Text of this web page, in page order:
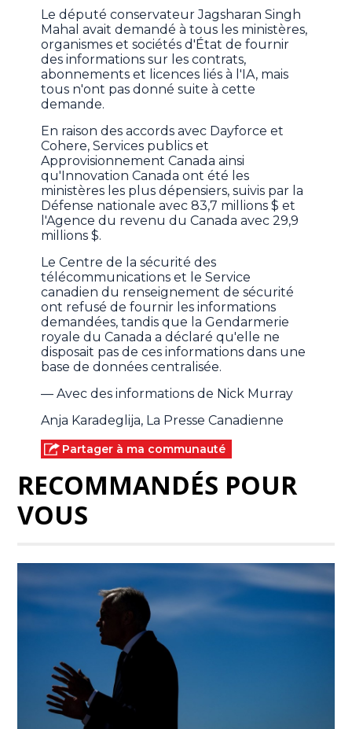
Le député conservateur Jagsharan Singh
Mahal avait demandé à tous les ministères,
organismes et sociétés d'État de fournir
des informations sur les contrats,
abonnements et licences liés à l'IA, mais
tous n'ont pas donné suite à cette
demande.
En raison des accords avec Dayforce et
Cohere, Services publics et
Approvisionnement Canada ainsi
qu'Innovation Canada ont été les
ministères les plus dépensiers, suivis par la
Défense nationale avec 83,7 millions $ et
l'Agence du revenu du Canada avec 29,9
millions $.
Le Centre de la sécurité des
télécommunications et le Service
canadien du renseignement de sécurité
ont refusé de fournir les informations
demandées, tandis que la Gendarmerie
royale du Canada a déclaré qu'elle ne
disposait pas de ces informations dans une
base de données centralisée.
— Avec des informations de Nick Murray
Anja Karadeglija, La Presse Canadienne
Partager à ma communauté
RECOMMANDÉS POUR
VOUS